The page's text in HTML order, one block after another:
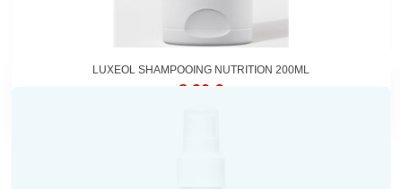
LUXEOL SHAMPOOING NUTRITION 200ML
8,90 €